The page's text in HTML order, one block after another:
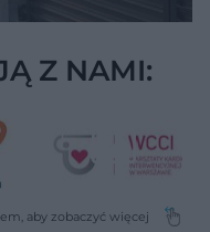
Z NAMI: